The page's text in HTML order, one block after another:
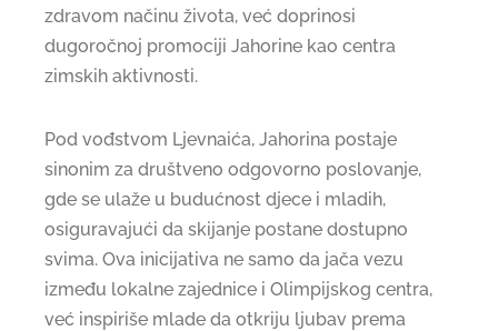
zdravom načinu života, već doprinosi
dugoročnoj promociji Jahorine kao centra
zimskih aktivnosti.
Pod vođstvom Ljevnaića, Jahorina postaje
sinonim za društveno odgovorno poslovanje,
gde se ulaže u budućnost djece i mladih,
osiguravajući da skijanje postane dostupno
svima. Ova inicijativa ne samo da jača vezu
između lokalne zajednice i Olimpijskog centra,
već inspiriše mlade da otkriju ljubav prema